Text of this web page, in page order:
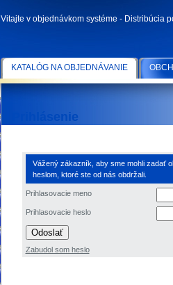
Vitajte v objednávkom systéme - Distribúcia
KATALÓG NA OBJEDNÁVANIE
Prihlásenie
Vážený zákazník, aby sme mohli zadať
heslom, ktoré ste od nás obdržali.
Prihlasovacie meno
Prihlasovacie heslo
Odoslať
Zabudol som heslo